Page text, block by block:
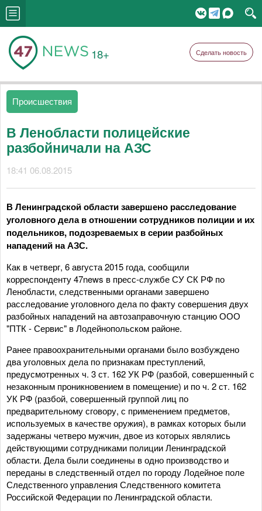
18+ Сделать новость
Происшествия
В Ленобласти полицейские
разбойничали на АЗС
18:41 06.08.2015
В Ленинградской области завершено расследование
уголовного дела в отношении сотрудников полиции и их
подельников, подозреваемых в серии разбойных
нападений на АЗС.
Как в четверг, 6 августа 2015 года, сообщили
корреспонденту 47news в пресс-службе СУ СК РФ по
Ленобласти, следственными органами завершено
расследование уголовного дела по факту совершения двух
разбойных нападений на автозаправочную станцию ООО
"ПТК - Сервис" в Лодейнопольском районе.
Ранее правоохранительными органами было возбуждено
два уголовных дела по признакам преступлений,
предусмотренных ч. 3 ст. 162 УК РФ (разбой, совершенный с
незаконным проникновением в помещение) и по ч. 2 ст. 162
УК РФ (разбой, совершенный группой лиц по
предварительному сговору, с применением предметов,
используемых в качестве оружия), в рамках которых были
задержаны четверо мужчин, двое из которых являлись
действующими сотрудниками полиции Ленинградской
области. Дела были соединены в одно производство и
переданы в следственный отдел по городу Лодейное поле
Следственного управления Следственного комитета
Российской Федерации по Ленинградской области.